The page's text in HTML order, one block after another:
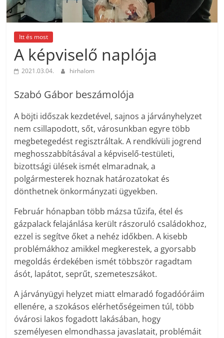
Itt és most
A képviselő naplója
2021.03.04. hirhalom
Szabó Gábor beszámolója
A böjti időszak kezdetével, sajnos a járványhelyzet
nem csillapodott, sőt, városunkban egyre több
megbetegedést regisztráltak. A rendkívüli jogrend
meghosszabbításával a képviselő-testületi,
bizottsági ülések ismét elmaradnak, a
polgármesterek hoznak határozatokat és
dönthetnek önkormányzati ügyekben.
Február hónapban több mázsa tűzifa, étel és
gázpalack felajánlása került rászoruló családokhoz,
ezzel is segítve őket a nehéz időkben. A kisebb
problémákhoz amikkel megkerestek, a gyorsabb
megoldás érdekében ismét többször ragadtam
ásót, lapátot, seprűt, szemeteszsákot.
A járványügyi helyzet miatt elmaradó fogadóóráim
ellenére, a szokásos elérhetőségeimen túl, több
óvárosi lakos fogadott lakásában, hogy
személyesen elmondhassa javaslatait, problémáit